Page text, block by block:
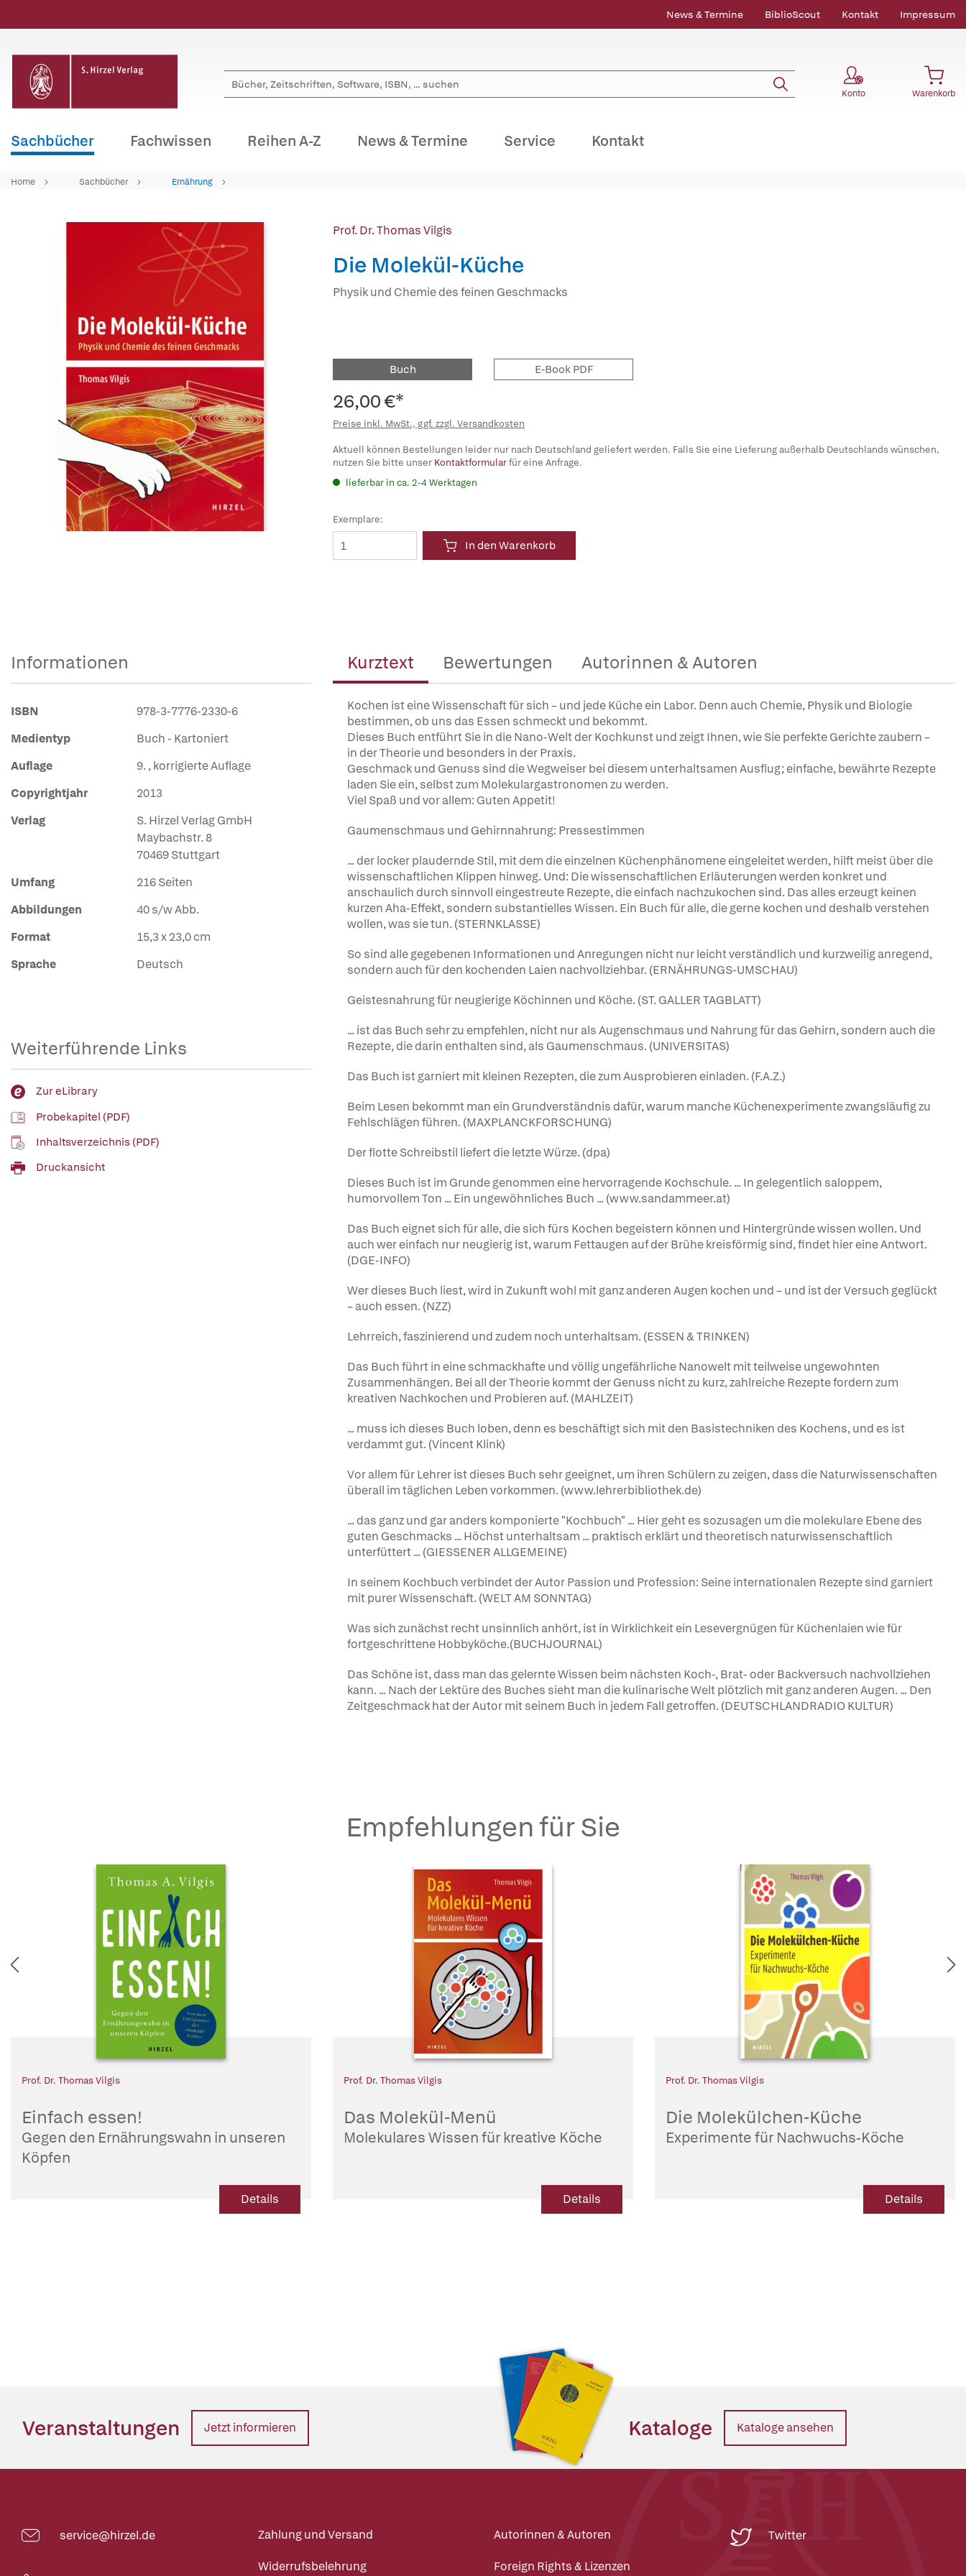
News & Termine BiblioScout Kontakt Impressum
Konto Warenkorb
Sachbücher Fachwissen Reihen A-Z News & Termine Service Kontakt
Home Sachbücher Ernährung
Prof. Dr. Thomas Vilgis
Die Molekül-Küche
Physik und Chemie des feinen Geschmacks
Buch E-Book PDF
26,00 €*
Preise inkl. MwSt., ggf. zzgl. Versandkosten
Aktuell können Bestellungen leider nur nach Deutschland geliefert werden. Falls Sie eine Lieferung außerhalb Deutschlands wünschen,
nutzen Sie bitte unser Kontaktformularfür eine Anfrage.
lieferbar in ca. 2-4 Werktagen
Exemplare:
In den Warenkorb
Kurztext Bewertungen Autorinnen & Autoren
Kochen ist eine Wissenschaft für sich – und jede Küche ein Labor. Denn auch Chemie, Physik und Biologie
bestimmen, ob uns das Essen schmeckt und bekommt.
Dieses Buch entführt Sie in die Nano-Welt der Kochkunst und zeigt Ihnen, wie Sie perfekte Gerichte zaubern –
in der Theorie und besonders in der Praxis.
Geschmack und Genuss sind die Wegweiser bei diesem unterhaltsamen Ausflug; einfache, bewährte Rezepte
laden Sie ein, selbst zum Molekulargastronomen zu werden.
Viel Spaß und vor allem: Guten Appetit!
Gaumenschmaus und Gehirnnahrung: Pressestimmen
... der locker plaudernde Stil, mit dem die einzelnen Küchenphänomene eingeleitet werden, hilft meist über die
wissenschaftlichen Klippen hinweg. Und: Die wissenschaftlichen Erläuterungen werden konkret und
anschaulich durch sinnvoll eingestreute Rezepte, die einfach nachzukochen sind. Das alles erzeugt keinen
kurzen Aha-Effekt, sondern substantielles Wissen. Ein Buch für alle, die gerne kochen und deshalb verstehen
wollen, was sie tun. (STERNKLASSE)
So sind alle gegebenen Informationen und Anregungen nicht nur leicht verständlich und kurzweilig anregend,
sondern auch für den kochenden Laien nachvollziehbar. (ERNÄHRUNGS-UMSCHAU)
Geistesnahrung für neugierige Köchinnen und Köche. (ST. GALLER TAGBLATT)
... ist das Buch sehr zu empfehlen, nicht nur als Augenschmaus und Nahrung für das Gehirn, sondern auch die
Rezepte, die darin enthalten sind, als Gaumenschmaus. (UNIVERSITAS)
Das Buch ist garniert mit kleinen Rezepten, die zum Ausprobieren einladen. (F.A.Z.)
Beim Lesen bekommt man ein Grundverständnis dafür, warum manche Küchenexperimente zwangsläufig zu
Fehlschlägen führen. (MAXPLANCKFORSCHUNG)
Der flotte Schreibstil liefert die letzte Würze. (dpa)
Dieses Buch ist im Grunde genommen eine hervorragende Kochschule. ... In gelegentlich saloppem,
humorvollem Ton ... Ein ungewöhnliches Buch ... (www.sandammeer.at)
Das Buch eignet sich für alle, die sich fürs Kochen begeistern können und Hintergründe wissen wollen. Und
auch wer einfach nur neugierig ist, warum Fettaugen auf der Brühe kreisförmig sind, findet hier eine Antwort.
(DGE-INFO)
Wer dieses Buch liest, wird in Zukunft wohl mit ganz anderen Augen kochen und – und ist der Versuch geglückt
– auch essen. (NZZ)
Lehrreich, faszinierend und zudem noch unterhaltsam. (ESSEN & TRINKEN)
Das Buch führt in eine schmackhafte und völlig ungefährliche Nanowelt mit teilweise ungewohnten
Zusammenhängen. Bei all der Theorie kommt der Genuss nicht zu kurz, zahlreiche Rezepte fordern zum
kreativen Nachkochen und Probieren auf. (MAHLZEIT)
... muss ich dieses Buch loben, denn es beschäftigt sich mit den Basistechniken des Kochens, und es ist
verdammt gut. (Vincent Klink)
Vor allem für Lehrer ist dieses Buch sehr geeignet, um ihren Schülern zu zeigen, dass die Naturwissenschaften
überall im täglichen Leben vorkommen. (www.lehrerbibliothek.de)
... das ganz und gar anders komponierte "Kochbuch" ... Hier geht es sozusagen um die molekulare Ebene des
guten Geschmacks ... Höchst unterhaltsam ... praktisch erklärt und theoretisch naturwissenschaftlich
unterfüttert ... (GIESSENER ALLGEMEINE)
In seinem Kochbuch verbindet der Autor Passion und Profession: Seine internationalen Rezepte sind garniert
mit purer Wissenschaft. (WELT AM SONNTAG)
Was sich zunächst recht unsinnlich anhört, ist in Wirklichkeit ein Lesevergnügen für Küchenlaien wie für
fortgeschrittene Hobbyköche.(BUCHJOURNAL)
Das Schöne ist, dass man das gelernte Wissen beim nächsten Koch-, Brat- oder Backversuch nachvollziehen
kann. ... Nach der Lektüre des Buches sieht man die kulinarische Welt plötzlich mit ganz anderen Augen. ... Den
Zeitgeschmack hat der Autor mit seinem Buch in jedem Fall getroffen. (DEUTSCHLANDRADIO KULTUR)
Informationen
ISBN
978-3-7776-2330-6
Medientyp
Buch - Kartoniert
Auflage
9. , korrigierte Auflage
Copyrightjahr
2013
Verlag
S. Hirzel Verlag GmbH
Maybachstr. 8
70469 Stuttgart
Umfang
216 Seiten
Abbildungen
40 s/w Abb.
Format
15,3 x 23,0 cm
Sprache
Deutsch
Weiterführende Links
Zur eLibrary
Probekapitel (PDF)
Inhaltsverzeichnis (PDF)
Druckansicht
Empfehlungen für Sie
Prof. Dr. Thomas Vilgis
Einfach essen!
Gegen den Ernährungswahn in unseren
Köpfen
Details
Prof. Dr. Thomas Vilgis
Das Molekül-Menü
Molekulares Wissen für kreative Köche
Details
Prof. Dr. Thomas Vilgis
Die Molekülchen-Küche
Experimente für Nachwuchs-Köche
Details
Veranstaltungen Jetzt informieren Kataloge Kataloge ansehen
service@hirzel.de Zahlung und Versand
Widerrufsbelehrung
Autorinnen & Autoren
Foreign Rights & Lizenzen
Twitter